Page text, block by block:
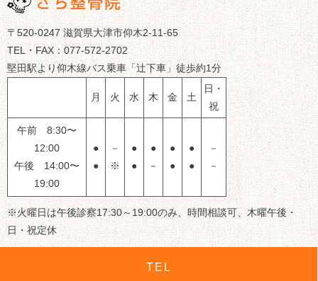
〒520-0247 滋賀県大津市仰木2-11-65
TEL・FAX：077-572-2702
堅田駅より仰木線バス乗車「辻下車」徒歩約1分
月 火 水 木 金 土
日・
祝
午前 8:30〜
12:00
午後 14:00〜
19:00
●
●
－
※
●
●
●
－
●
●
●
●
－
－
※火曜日は午後診察17:30～19:00のみ、時間相談可、木曜午後・
日・祝定休
TEL